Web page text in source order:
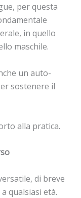
per questa
in quello
maschile.
un auto-
sostenere il
alla pratica.
di breve
qualsiasi età.